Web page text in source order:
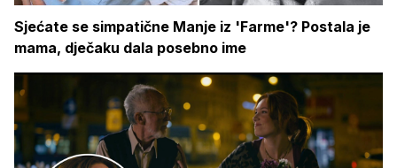
Sjećate se simpatične Manje iz 'Farme'? Postala je
mama, dječaku dala posebno ime